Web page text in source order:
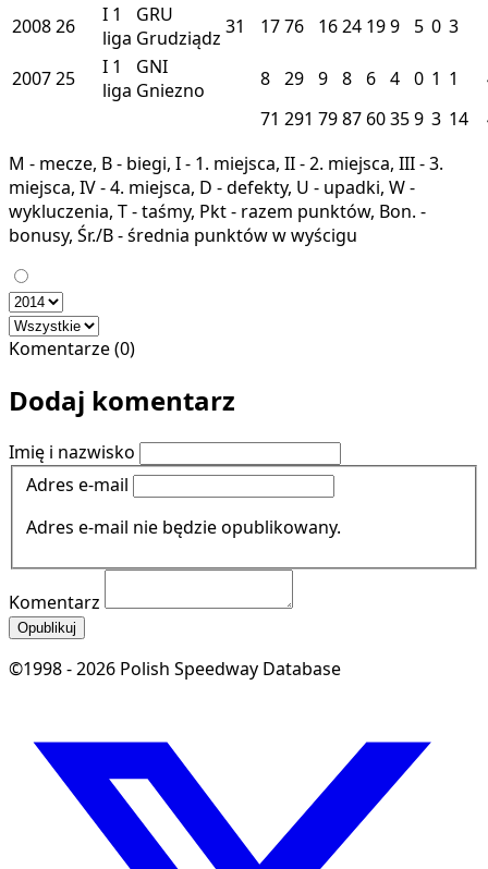
200826 I 1
liga
GRU
Grudziądz 31 1776 1624 199 5 0 3
200725 I 1
liga
GNI
Gniezno
8 29 9 8 6 4 0 1 1
71 291 7987 60359 3 14
M - mecze, B - biegi, I - 1. miejsca, II - 2. miejsca, III - 3.
miejsca, IV - 4. miejsca, D - defekty, U - upadki, W -
wykluczenia, T - taśmy, Pkt - razem punktów, Bon. -
bonusy, Śr./B - średnia punktów w wyścigu
Komentarze (0)
Dodaj komentarz
Imię i nazwisko
Adres e-mail
Adres e-mail nie będzie opublikowany.
Komentarz
Opublikuj
©1998 - 2026 Polish Speedway Database